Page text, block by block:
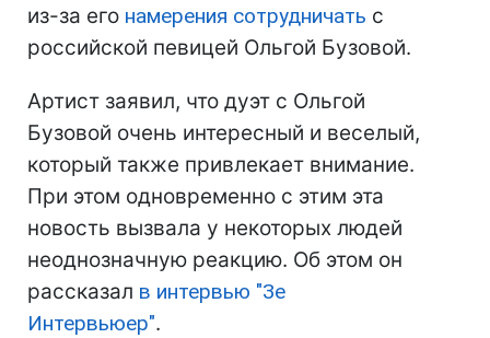
из-за его намерения сотрудничать с
российской певицей Ольгой Бузовой.
Артист заявил, что дуэт с Ольгой
Бузовой очень интересный и веселый,
который также привлекает внимание.
При этом одновременно с этим эта
новость вызвала у некоторых людей
неоднозначную реакцию. Об этом он
рассказал в интервью "Зе
Интервьюер".